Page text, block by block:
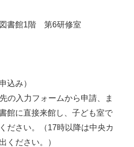
書館1階 第6研修室
込み）
の入力フォームから申請、ま
館に直接来館し、子ども室で
ださい。（17時以降は中央カ
ください。）